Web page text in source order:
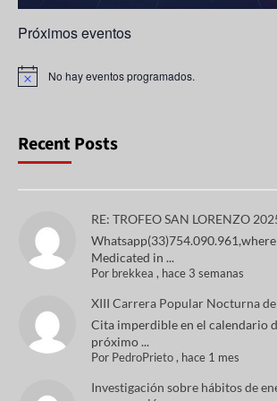
Próximos eventos
o
No hay eventos programados.
Recent Posts
RE: TROFEO SAN LORENZO
Medicated in ...
Por brekkea , hace 3 semanas
XIII Carrera Popular Nocturna
Cita imperdible en el calendario
próximo ...
Por PedroPrieto, hace 1 mes
Investigación sobre hábitos de